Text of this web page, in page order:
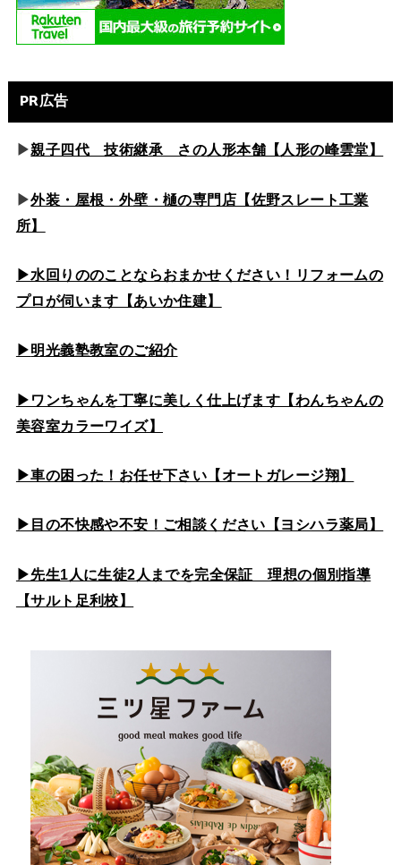
PR広告
▶親子四代 技術継承 さの人形本舗【人形の峰雲堂】
▶外装・屋根・外壁・樋の専門店【佐野スレート工業
所】
▶水回りののことならおまかせください！リフォームの
プロが伺います【あいか住建】
▶明光義塾教室のご紹介
▶ワンちゃんを丁寧に美しく仕上げます【わんちゃんの
美容室カラーワイズ】
▶車の困った！お任せ下さい【オートガレージ翔】
▶目の不快感や不安！ご相談ください【ヨシハラ薬局】
▶先生1人に生徒2人までを完全保証 理想の個別指導
【サルト足利校】